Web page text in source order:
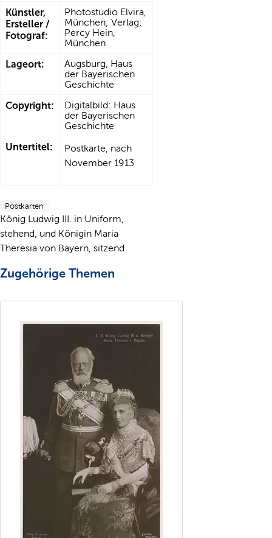
Künstler,
Ersteller /
Fotograf:
Photostudio Elvira,
München; Verlag:
Percy Hein,
München
Lageort:
Augsburg, Haus
der Bayerischen
Geschichte
Copyright:
Digitalbild: Haus
der Bayerischen
Geschichte
Untertitel:
Postkarte, nach
November 1913
Postkarten
König Ludwig III. in Uniform,
stehend, und Königin Maria
Theresia von Bayern, sitzend
Zugehörige Themen